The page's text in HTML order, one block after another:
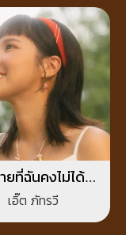
ที่ฉันคงไม่ได้ส่ง
Flower)
เอิ๊ต ภัทรวี